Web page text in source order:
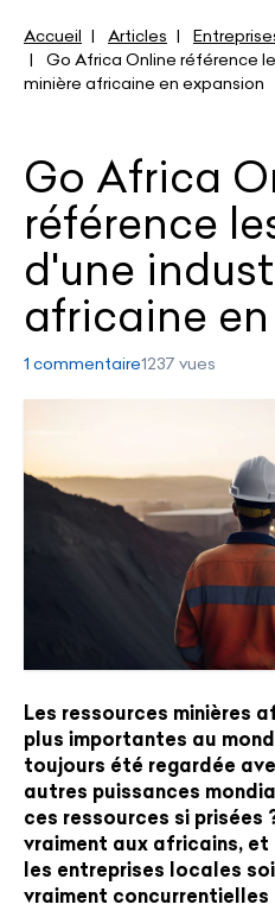
Accueil Articles
Go Africa Online référence
minière africaine en expansion
Go Africa
référence
d'une
africaine
1 commentaire1237 vues
Les ressources minières
plus importantes au
toujours été regardée
autres puissances
ces ressources si prisées
vraiment aux africains, et
les entreprises locales
vraiment concurrentielles